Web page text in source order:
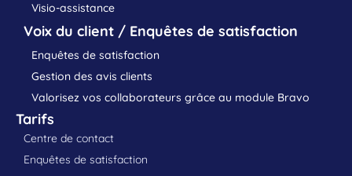
Visio-assistance
Voix du client / Enquêtes de satisfaction
Enquêtes de satisfaction
Gestion des avis clients
Valorisez vos collaborateurs grâce au module Bravo
Tarifs
Centre de contact
Enquêtes de satisfaction